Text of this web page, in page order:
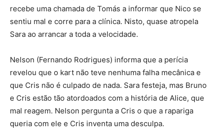
recebe uma chamada de Tomás a informar que Nico se
sentiu mal e corre para a clínica. Nisto, quase atropela
Sara ao arrancar a toda a velocidade.
Nelson (Fernando Rodrigues) informa que a perícia
revelou que o kart não teve nenhuma falha mecânica e
que Cris não é culpado de nada. Sara festeja, mas Bruno
e Cris estão tão atordoados com a história de Alice, que
mal reagem. Nelson pergunta a Cris o que a rapariga
queria com ele e Cris inventa uma desculpa.